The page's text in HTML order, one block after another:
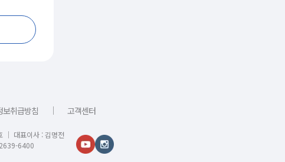
보취급방침 ｜ 고객센터
│ 대표이사 : 김명전
6400